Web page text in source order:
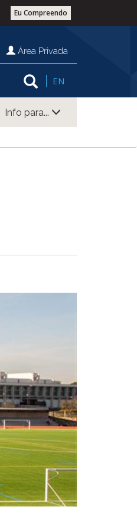
Eu Compreendo
Área Privada
EN
Info para...